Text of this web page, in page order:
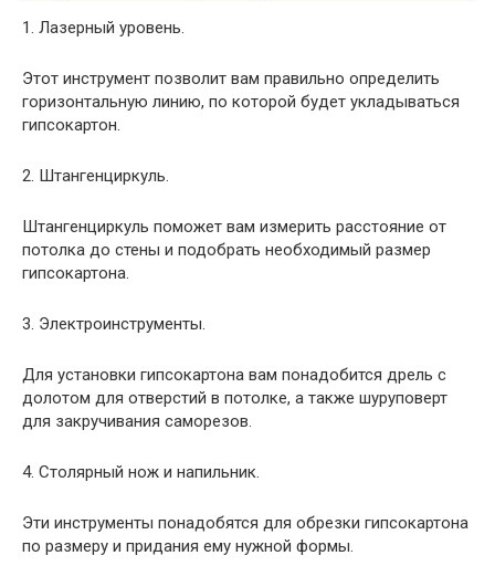
1. Лазерный уровень.
Этот инструмент позволит вам правильно определить
горизонтальную линию, по которой будет укладываться
гипсокартон.
2. Штангенциркуль.
Штангенциркуль поможет вам измерить расстояние от
потолка до стены и подобрать необходимый размер
гипсокартона.
3. Электроинструменты.
Для установки гипсокартона вам понадобится дрель с
долотом для отверстий в потолке, а также шуруповерт
для закручивания саморезов.
4. Столярный нож и напильник.
Эти инструменты понадобятся для обрезки гипсокартона
по размеру и придания ему нужной формы.